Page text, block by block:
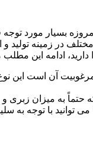
بسیار مورد
در زمینه
ادامه این
آن است این نوع
حتماً به میزان
با توجه به